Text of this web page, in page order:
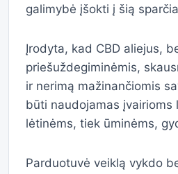
galimybė įšokti į šią
Įrodyta, kad CBD aliejus,
priešuždegiminėmis,
ir nerimą mažinančiomis
būti naudojamas įvairioms
lėtinėms, tiek ūminėms,
Parduotuvė veiklą vykdo